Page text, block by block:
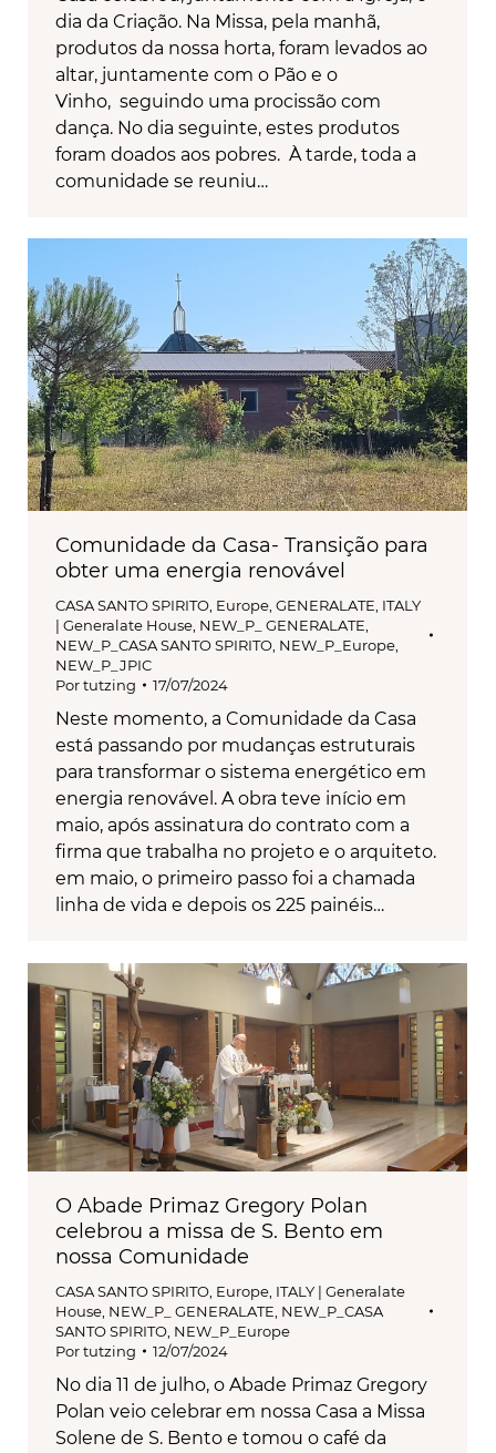
dia da Criação. Na Missa, pela manhã,
produtos da nossa horta, foram levados ao
altar, juntamente com o Pão e o
Vinho, seguindo uma procissão com
dança. No dia seguinte, estes produtos
foram doados aos pobres. À tarde, toda a
comunidade se reuniu…
Comunidade da Casa- Transição para
obter uma energia renovável
CASA SANTO SPIRITO Europe GENERALATE ITALY
| Generalate House NEW_P_ GENERALATE
NEW_P_CASA SANTO SPIRITO NEW_P_Europe
NEW_P_JPIC
Portutzing 17/07/2024
Neste momento, a Comunidade da Casa
está passando por mudanças estruturais
para transformar o sistema energético em
energia renovável. A obra teve início em
maio, após assinatura do contrato com a
firma que trabalha no projeto e o arquiteto.
em maio, o primeiro passo foi a chamada
linha de vida e depois os 225 painéis…
O Abade Primaz Gregory Polan
celebrou a missa de S. Bento em
nossa Comunidade
CASA SANTO SPIRITO, Europe, ITALY | Generalate
House, NEW_P_ GENERALATE, NEW_P_CASA
SANTO SPIRITO, NEW_P_Europe
Portutzing 12/07/2024
No dia 11 de julho, o Abade Primaz Gregory
Polan veio celebrar em nossa Casa a Missa
Solene de S. Bento e tomou o café da